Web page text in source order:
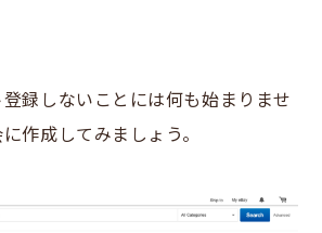
録しないことには何も始まりませ
作成してみましょう。